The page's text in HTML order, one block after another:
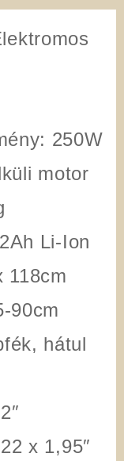
250W
motor
Li-Ion
118cm
90cm
hátul
22 x 1,95″